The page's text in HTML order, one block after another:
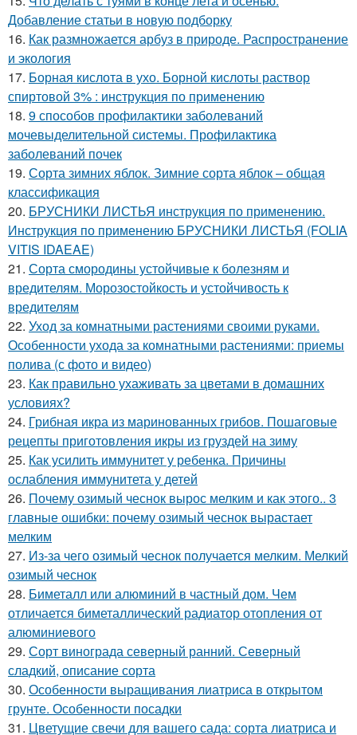
Добавление статьи в новую подборку
16. Как размножается арбуз в природе. Распространение
и экология
17. Борная кислота в ухо. Борной кислоты раствор
спиртовой 3% : инструкция по применению
18. 9 способов профилактики заболеваний
мочевыделительной системы. Профилактика
заболеваний почек
19. Сорта зимних яблок. Зимние сорта яблок – общая
классификация
20. БРУСНИКИ ЛИСТЬЯ инструкция по применению.
Инструкция по применению БРУСНИКИ ЛИСТЬЯ (FOLIA
VITIS IDAEAE)
21. Сорта смородины устойчивые к болезням и
вредителям. Морозостойкость и устойчивость к
вредителям
22. Уход за комнатными растениями своими руками.
Особенности ухода за комнатными растениями: приемы
полива (с фото и видео)
23. Как правильно ухаживать за цветами в домашних
условиях?
24. Грибная икра из маринованных грибов. Пошаговые
рецепты приготовления икры из груздей на зиму
25. Как усилить иммунитет у ребенка. Причины
ослабления иммунитета у детей
26. Почему озимый чеснок вырос мелким и как этого.. 3
главные ошибки: почему озимый чеснок вырастает
мелким
27. Из-за чего озимый чеснок получается мелким. Мелкий
озимый чеснок
28. Биметалл или алюминий в частный дом. Чем
отличается биметаллический радиатор отопления от
алюминиевого
29. Сорт винограда северный ранний. Северный
сладкий, описание сорта
30. Особенности выращивания лиатриса в открытом
грунте. Особенности посадки
31. Цветущие свечи для вашего сада: сорта лиатриса и